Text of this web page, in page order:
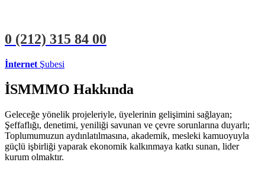
0 (212) 315 84 00
İnternet Şubesi
İSMMMO Hakkında
Geleceğe yönelik projeleriyle, üyelerinin gelişimini sağlayan;
Şeffaflığı, denetimi, yeniliği savunan ve çevre sorunlarına duyarlı;
Toplumumuzun aydınlatılmasına, akademik, mesleki kamuoyuyla
güçlü işbirliği yaparak ekonomik kalkınmaya katkı sunan, lider
kurum olmaktır.